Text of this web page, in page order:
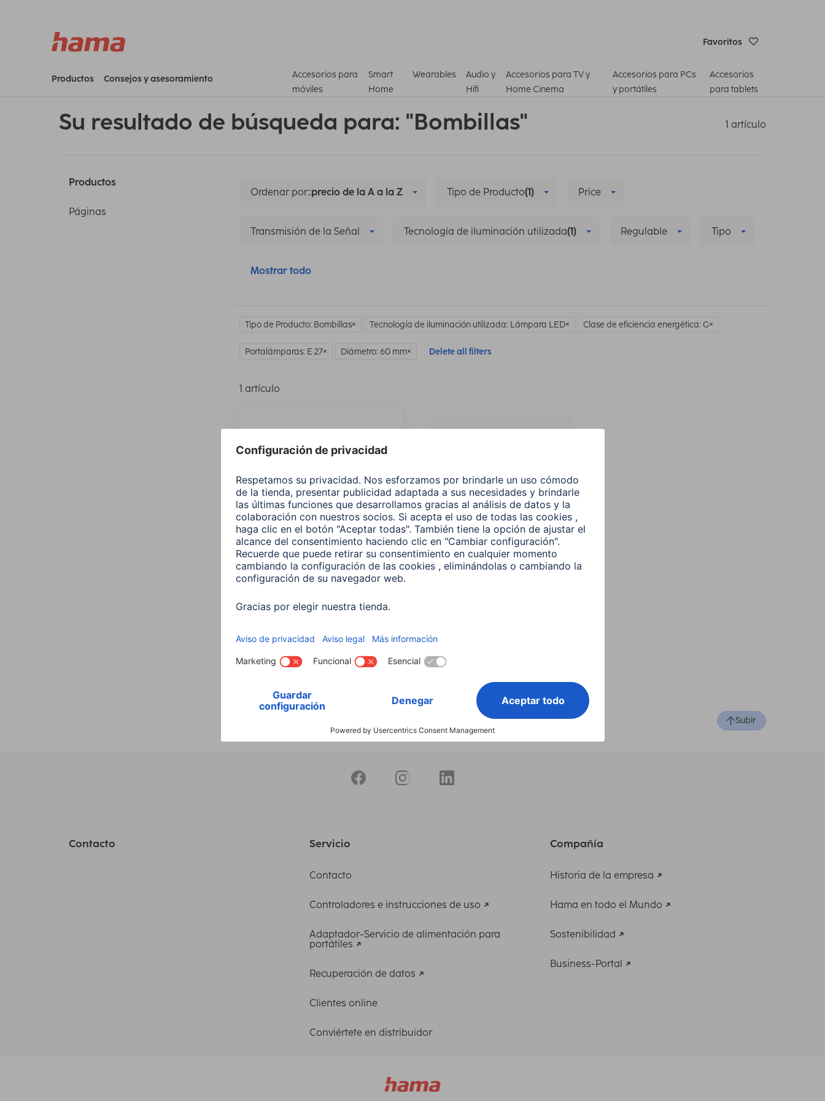
Favoritos
Productos Consejos y asesoramiento
Accesorios para
móviles
Smart
Home
Wearables
Audio y
Hifi
Accesorios para TV y
Home Cinema
Accesorios para PCs
y portátiles
Accesorios
para tablets
Su resultado de búsqueda para: "Bombillas" 1 artículo
Productos
Páginas
Ordenar por::precio de la A a la Z Tipo de Producto(1) Price
Transmisión de la Señal Tecnología de iluminación utilizada(1) Regulable Tipo
Mostrar todo
Tipo de Producto: Bombillas Tecnología de iluminación utilizada: Lámpara LED Clase de eficiencia energética: G
Portalámparas: E 27 Diámetro: 60 mm Delete all filters
1 artículo
Hama Bombilla Led Inteligente
9,99 EUR
producto que
buscas?
Buscar entre todos
nuestros
productos
Subir
Contacto Servicio
Contacto
Controladores e instrucciones de uso
Adaptador-Servicio de alimentación para
portátiles
Recuperación de datos
Clientes online
Conviértete en distribuidor
Compañía
Historia de la empresa
Hama en todo el Mundo
Sostenibilidad
Business-Portal